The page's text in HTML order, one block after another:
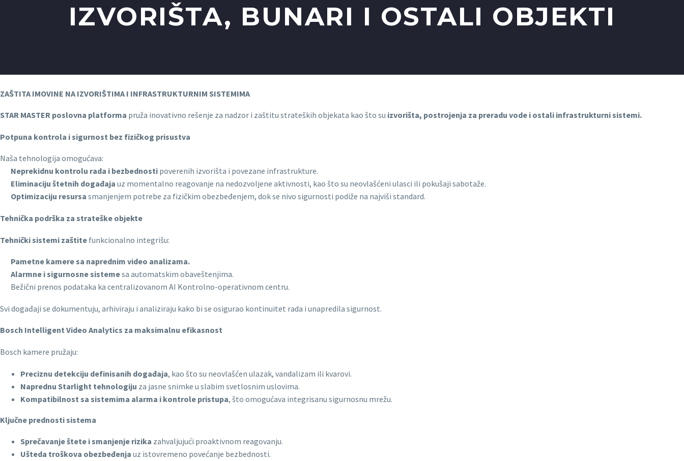
IZVORIŠTA, BUNARI I OSTALI OBJEKTI
ZAŠTITA IMOVINE NA IZVORIŠTIMA I INFRASTRUKTURNIM SISTEMIMA
STAR MASTER poslovna platforma pruža inovativno rešenje za nadzor i zaštitu strateških objekata kao što su izvorišta, postrojenja za preradu vode i ostali infrastrukturni sistemi.
Potpuna kontrola i sigurnost bez fizičkog prisustva
Naša tehnologija omogućava:
Neprekidnu kontrolu rada i bezbednosti poverenih izvorišta i povezane infrastrukture.
Eliminaciju štetnih događaja uz momentalno reagovanje na nedozvoljene aktivnosti, kao što su neovlašćeni ulasci ili pokušaji sabotaže.
Optimizaciju resursa smanjenjem potrebe za fizičkim obezbeđenjem, dok se nivo sigurnosti podiže na najviši standard.
Tehnička podrška za strateške objekte
Tehnički sistemi zaštite funkcionalno integrišu:
Pametne kamere sa naprednim video analizama.
Alarmne i sigurnosne sistemesa automatskim obaveštenjima.
Bežični prenos podataka ka centralizovanom AI Kontrolno-operativnom centru.
Svi događaji se dokumentuju, arhiviraju i analiziraju kako bi se osigurao kontinuitet rada i unapredila sigurnost.
Bosch Intelligent Video Analytics za maksimalnu efikasnost
Bosch kamere pružaju:
Preciznu detekciju definisanih događaja, kao što su neovlašćen ulazak, vandalizam ili kvarovi.
Naprednu Starlight tehnologiju za jasne snimke u slabim svetlosnim uslovima.
Kompatibilnost sa sistemima alarma i kontrole pristupa, što omogućava integrisanu sigurnosnu mrežu.
Ključne prednosti sistema
Sprečavanje štete i smanjenje rizika zahvaljujući proaktivnom reagovanju.
Ušteda troškova obezbeđenja uz istovremeno povećanje bezbednosti.